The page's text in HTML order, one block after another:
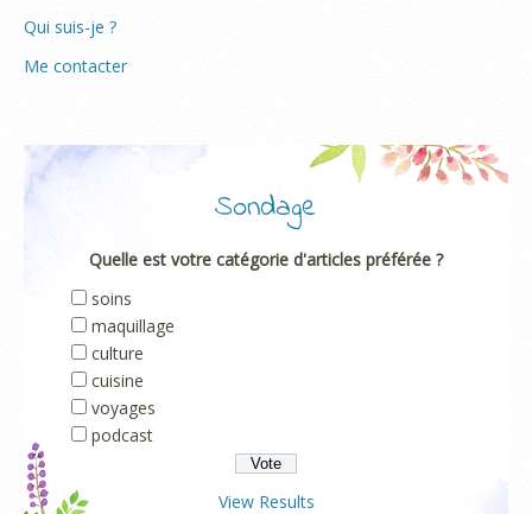
Qui suis-je ?
Me contacter
Sondage
Quelle est votre catégorie d'articles préférée ?
soins
maquillage
culture
cuisine
voyages
podcast
View Results